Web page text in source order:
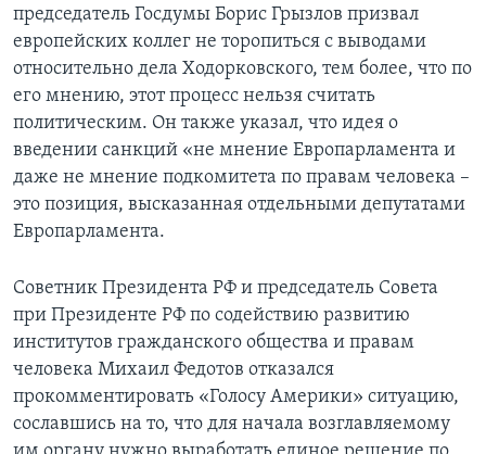
председатель Госдумы Борис Грызлов призвал
европейских коллег не торопиться с выводами
относительно дела Ходорковского, тем более, что по
его мнению, этот процесс нельзя считать
политическим. Он также указал, что идея о
введении санкций «не мнение Европарламента и
даже не мнение подкомитета по правам человека –
это позиция, высказанная отдельными депутатами
Европарламента.
Советник Президента РФ и председатель Совета
при Президенте РФ по содействию развитию
институтов гражданского общества и правам
человека Михаил Федотов отказался
прокомментировать «Голосу Америки» ситуацию,
сославшись на то, что для начала возглавляемому